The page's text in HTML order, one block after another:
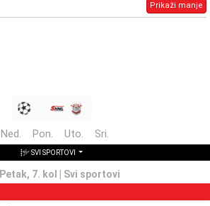
Prikaži manje
Ned. Pon. Uto. Sri.
SVI SPORTOVI
Petak, 7. kol | Svi sportovi